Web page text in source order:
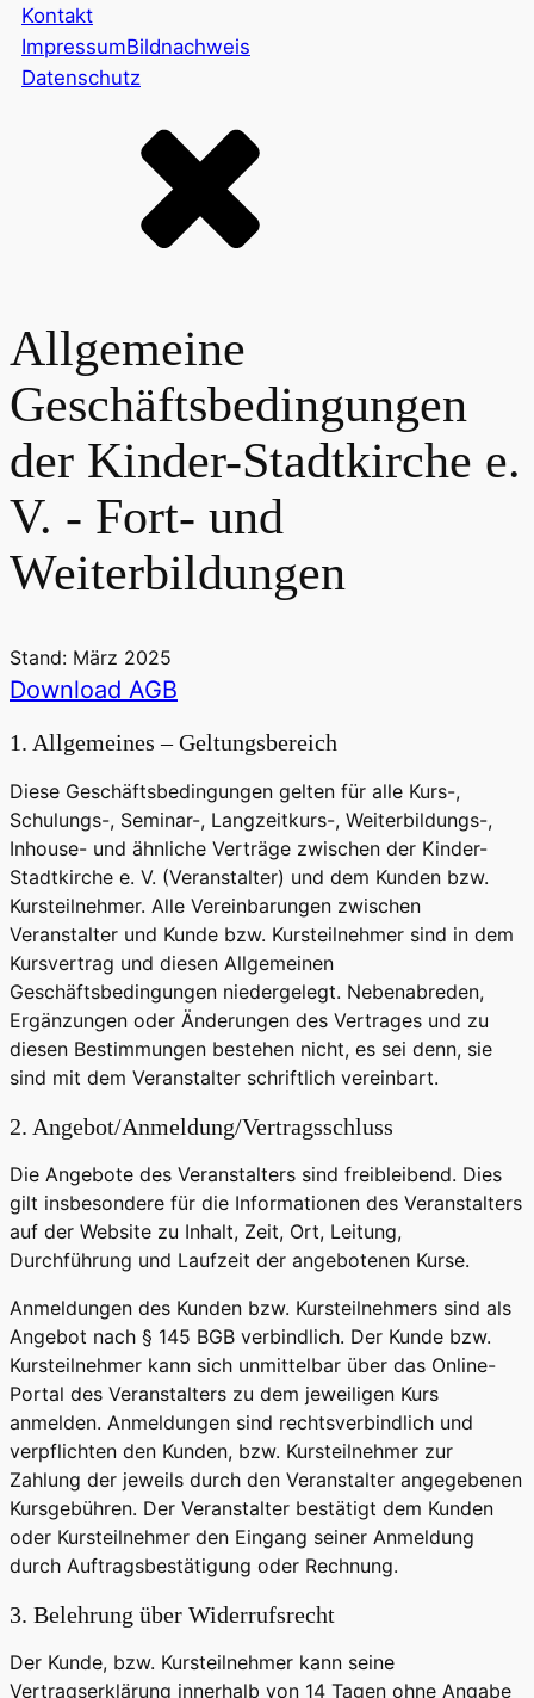
Kontakt
ImpressumBildnachweis
Datenschutz
Allgemeine
Geschäftsbedingungen
der Kinder-Stadtkirche e.
V. - Fort- und
Weiterbildungen
Stand: März 2025
Download AGB
1. Allgemeines – Geltungsbereich
Diese Geschäftsbedingungen gelten für alle Kurs-,
Schulungs-, Seminar-, Langzeitkurs-, Weiterbildungs-,
Inhouse- und ähnliche Verträge zwischen der Kinder-
Stadtkirche e. V. (Veranstalter) und dem Kunden bzw.
Kursteilnehmer. Alle Vereinbarungen zwischen
Veranstalter und Kunde bzw. Kursteilnehmer sind in dem
Kursvertrag und diesen Allgemeinen
Geschäftsbedingungen niedergelegt. Nebenabreden,
Ergänzungen oder Änderungen des Vertrages und zu
diesen Bestimmungen bestehen nicht, es sei denn, sie
sind mit dem Veranstalter schriftlich vereinbart.
2. Angebot/Anmeldung/Vertragsschluss
Die Angebote des Veranstalters sind freibleibend. Dies
gilt insbesondere für die Informationen des Veranstalters
auf der Website zu Inhalt, Zeit, Ort, Leitung,
Durchführung und Laufzeit der angebotenen Kurse.
Anmeldungen des Kunden bzw. Kursteilnehmers sind als
Angebot nach § 145 BGB verbindlich. Der Kunde bzw.
Kursteilnehmer kann sich unmittelbar über das Online-
Portal des Veranstalters zu dem jeweiligen Kurs
anmelden. Anmeldungen sind rechtsverbindlich und
verpflichten den Kunden, bzw. Kursteilnehmer zur
Zahlung der jeweils durch den Veranstalter angegebenen
Kursgebühren. Der Veranstalter bestätigt dem Kunden
oder Kursteilnehmer den Eingang seiner Anmeldung
durch Auftragsbestätigung oder Rechnung.
3. Belehrung über Widerrufsrecht
Der Kunde, bzw. Kursteilnehmer kann seine
Vertragserklärung innerhalb von 14 Tagen ohne Angabe